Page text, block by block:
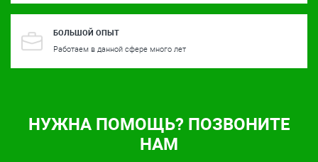
БОЛЬШОЙ ОПЫТ
Работаем в данной сфере много лет
НУЖНА ПОМОЩЬ? ПОЗВОНИТЕ
НАМ